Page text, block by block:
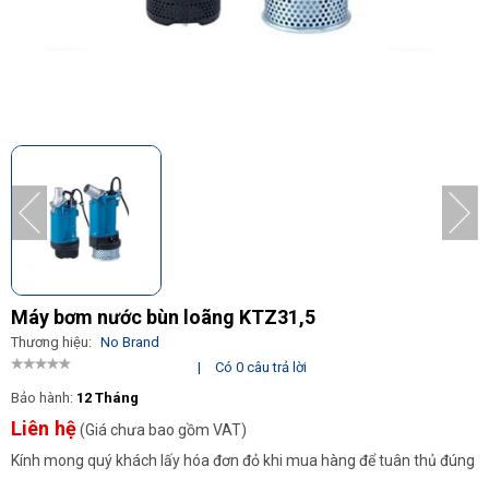
Máy bơm nước bùn loãng KTZ31,5
Thương hiệu: No Brand
|
Có 0 câu trả lời
Bảo hành: 12 Tháng
Liên hệ(Giá chưa bao gồm VAT)
Kính mong quý khách lấy hóa đơn đỏ khi mua hàng để tuân thủ đúng